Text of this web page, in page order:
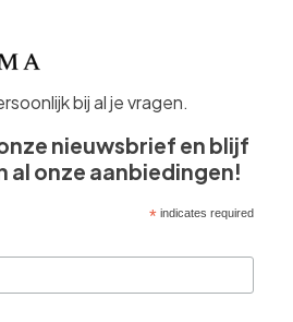
bij al je vragen.
nieuwsbrief en blijf
al onze aanbiedingen!
*indicates required